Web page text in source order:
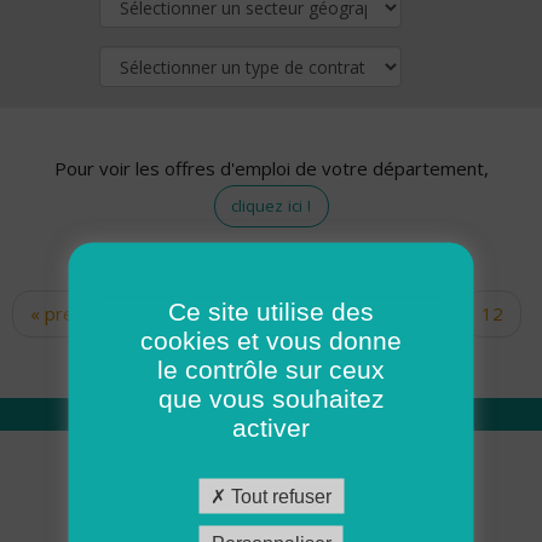
Pour voir les offres d'emploi de votre département,
cliquez ici !
Pages
« premier ‹ précédent … 10
12
14 15 16 17
Qui sommes nous
Académie ADMR
Ce site utilise des
cookies et vous donne
le contrôle sur ceux
que vous souhaitez
activer
Tout refuser